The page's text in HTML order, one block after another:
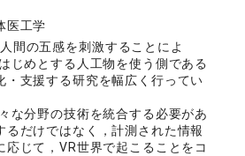
医工学
間の五感を刺激することによ
じめとする人工物を使う側である
・支援する研究を幅広く行ってい
な分野の技術を統合する必要があ
だけではなく，計測された情報
じて，VR世界で起こることをコ